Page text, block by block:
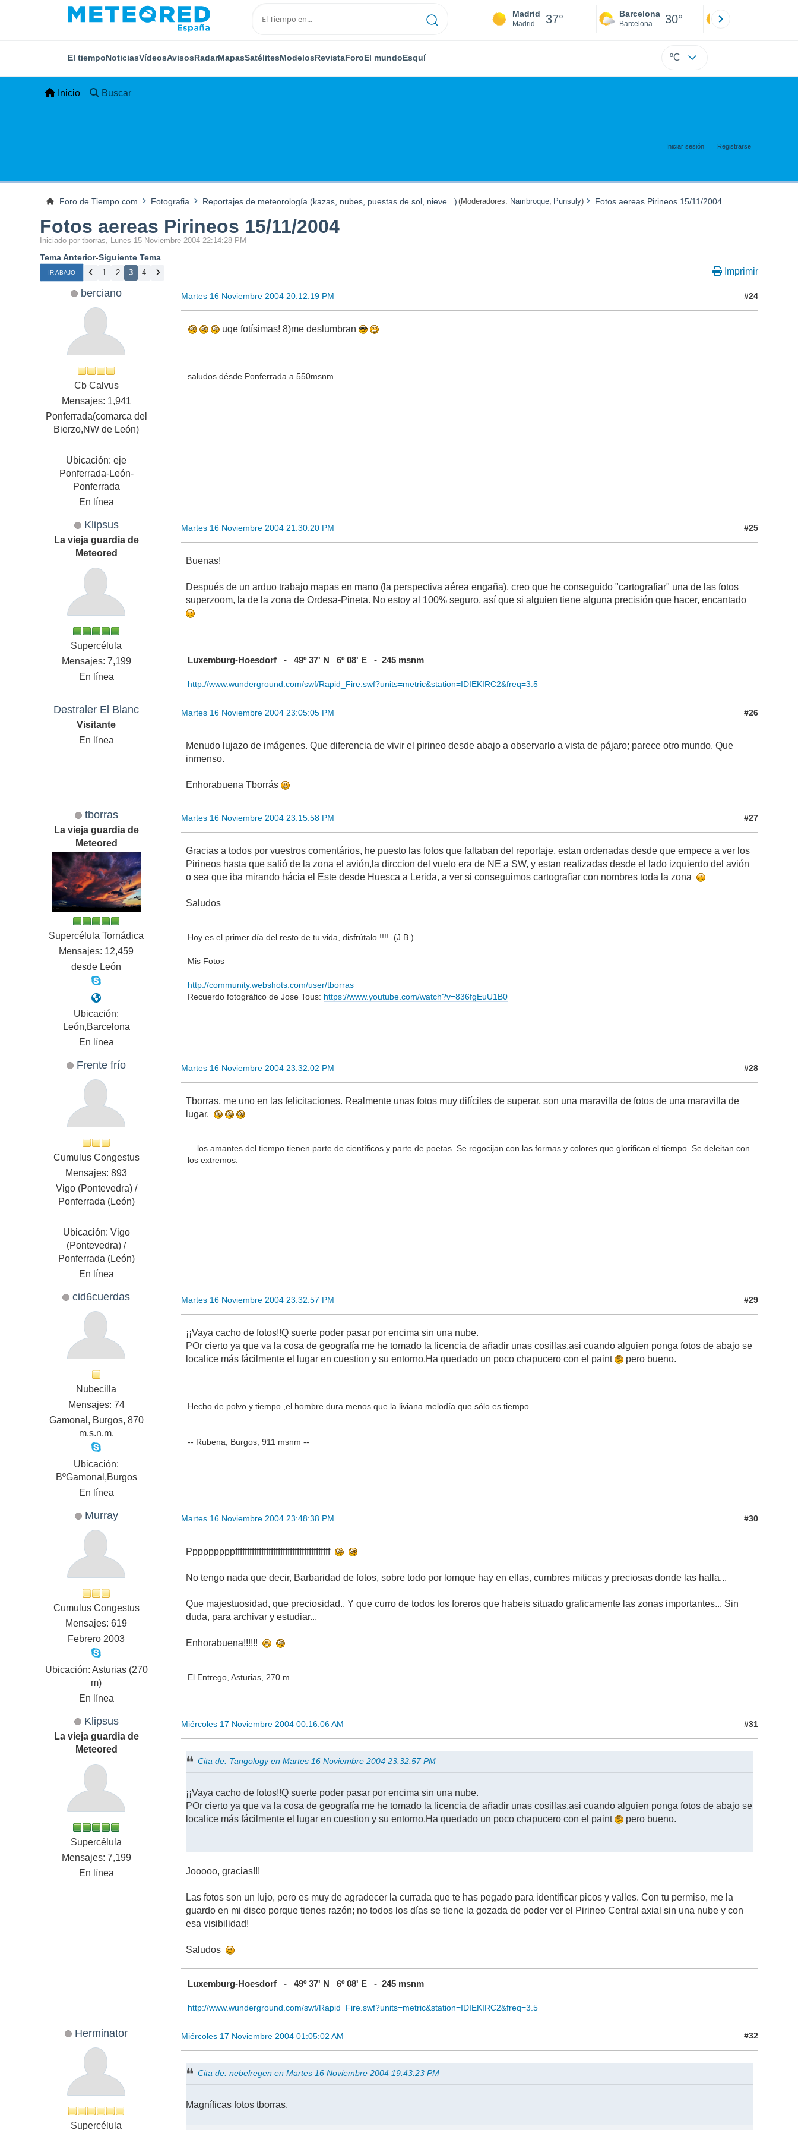
Madrid
Madrid 37° Barcelona
Barcelona 30°
El tiempoNoticiasVídeosAvisosRadarMapasSatélitesModelosRevistaForoEl mundoEsquí ºC
Inicio Buscar
Iniciar sesión Registrarse
Foro de Tiempo.com Fotografia Reportajes de meteorología (kazas, nubes, puestas de sol, nieve...) (Moderadores: Nambroque, Punsuly) Fotos aereas Pirineos 15/11/2004
Fotos aereas Pirineos 15/11/2004
Iniciado por tborras, Lunes 15 Noviembre 2004 22:14:28 PM
Tema Anterior-Siguiente Tema
IR ABAJO 1 2 3 4 Imprimir
berciano
Cb Calvus
Mensajes: 1,941
Ponferrada(comarca del
Bierzo,NW de León)
Ubicación: eje
Ponferrada-León-
Ponferrada
En línea
Martes 16 Noviembre 2004 20:12:19 PM #24
uqe fotísimas! 8)me deslumbran
saludos désde Ponferrada a 550msnm
Klipsus
La vieja guardia de
Meteored
Supercélula
Mensajes: 7,199
En línea
Martes 16 Noviembre 2004 21:30:20 PM #25
Buenas!
Después de un arduo trabajo mapas en mano (la perspectiva aérea engaña), creo que he conseguido "cartografiar" una de las fotos
superzoom, la de la zona de Ordesa-Pineta. No estoy al 100% seguro, así que si alguien tiene alguna precisión que hacer, encantado
Luxemburg-Hoesdorf - 49º 37' N 6º 08' E - 245 msnm
http://www.wunderground.com/swf/Rapid_Fire.swf?units=metric&station=IDIEKIRC2&freq=3.5
Destraler El Blanc
Visitante
En línea
Martes 16 Noviembre 2004 23:05:05 PM #26
Menudo lujazo de imágenes. Que diferencia de vivir el pirineo desde abajo a observarlo a vista de pájaro; parece otro mundo. Que
inmenso.
Enhorabuena Tborrás
tborras
La vieja guardia de
Meteored
Supercélula Tornádica
Mensajes: 12,459
desde León
Ubicación:
León,Barcelona
En línea
Martes 16 Noviembre 2004 23:15:58 PM #27
Gracias a todos por vuestros comentários, he puesto las fotos que faltaban del reportaje, estan ordenadas desde que empece a ver los
Pirineos hasta que salió de la zona el avión,la dirccion del vuelo era de NE a SW, y estan realizadas desde el lado izquierdo del avión
o sea que iba mirando hácia el Este desde Huesca a Lerida, a ver si conseguimos cartografiar con nombres toda la zona
Saludos
Hoy es el primer día del resto de tu vida, disfrútalo !!!! (J.B.)
Mis Fotos
http://community.webshots.com/user/tborras
Recuerdo fotográfico de Jose Tous: https://www.youtube.com/watch?v=836fgEuU1B0
Frente frío
Cumulus Congestus
Mensajes: 893
Vigo (Pontevedra) /
Ponferrada (León)
Ubicación: Vigo
(Pontevedra) /
Ponferrada (León)
En línea
Martes 16 Noviembre 2004 23:32:02 PM #28
Tborras, me uno en las felicitaciones. Realmente unas fotos muy difíciles de superar, son una maravilla de fotos de una maravilla de
lugar.
... los amantes del tiempo tienen parte de científicos y parte de poetas. Se regocijan con las formas y colores que glorifican el tiempo. Se deleitan con
los extremos.
cid6cuerdas
Nubecilla
Mensajes: 74
Gamonal, Burgos, 870
m.s.n.m.
Ubicación:
BºGamonal,Burgos
En línea
Martes 16 Noviembre 2004 23:32:57 PM #29
¡¡Vaya cacho de fotos!!Q suerte poder pasar por encima sin una nube.
POr cierto ya que va la cosa de geografía me he tomado la licencia de añadir unas cosillas,asi cuando alguien ponga fotos de abajo se
localice más fácilmente el lugar en cuestion y su entorno.Ha quedado un poco chapucero con el paint
pero bueno.
Hecho de polvo y tiempo ,el hombre dura menos que la liviana melodía que sólo es tiempo
-- Rubena, Burgos, 911 msnm --
Murray
Cumulus Congestus
Mensajes: 619
Febrero 2003
Ubicación: Asturias (270
m)
En línea
Martes 16 Noviembre 2004 23:48:38 PM #30
Pppppppppffffffffffffffffffffffffffffffffffffffff
No tengo nada que decir, Barbaridad de fotos, sobre todo por lomque hay en ellas, cumbres miticas y preciosas donde las halla...
Que majestuosidad, que preciosidad.. Y que curro de todos los foreros que habeis situado graficamente las zonas importantes... Sin
duda, para archivar y estudiar...
Enhorabuena!!!!!!
El Entrego, Asturias, 270 m
Klipsus
La vieja guardia de
Meteored
Supercélula
Mensajes: 7,199
En línea
Miércoles 17 Noviembre 2004 00:16:06 AM #31
Cita de: Tangology en Martes 16 Noviembre 2004 23:32:57 PM
¡¡Vaya cacho de fotos!!Q suerte poder pasar por encima sin una nube.
POr cierto ya que va la cosa de geografía me he tomado la licencia de añadir unas cosillas,asi cuando alguien ponga fotos de abajo se
localice más fácilmente el lugar en cuestion y su entorno.Ha quedado un poco chapucero con el paint
pero bueno.
Jooooo, gracias!!!
Las fotos son un lujo, pero es muy de agradecer la currada que te has pegado para identificar picos y valles. Con tu permiso, me la
guardo en mi disco porque tienes razón; no todos los días se tiene la gozada de poder ver el Pirineo Central axial sin una nube y con
esa visibilidad!
Saludos
Luxemburg-Hoesdorf - 49º 37' N 6º 08' E - 245 msnm
http://www.wunderground.com/swf/Rapid_Fire.swf?units=metric&station=IDIEKIRC2&freq=3.5
Herminator
Supercélula
Miércoles 17 Noviembre 2004 01:05:02 AM #32
Cita de: nebelregen en Martes 16 Noviembre 2004 19:43:23 PM
Magníficas fotos tborras.